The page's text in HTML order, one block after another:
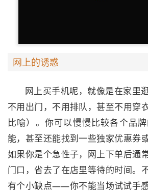
网上的诱惑
网上买手机呢，就像是在家里
不用出门，不用排队，甚至不用穿
比喻）。你可以慢慢比较各个品
能，甚至还能找到一些独家优惠券
如果你是个急性子，网上下单后通
门口，省去了在店里等待的时间。
有个小缺点——你不能当场试试手